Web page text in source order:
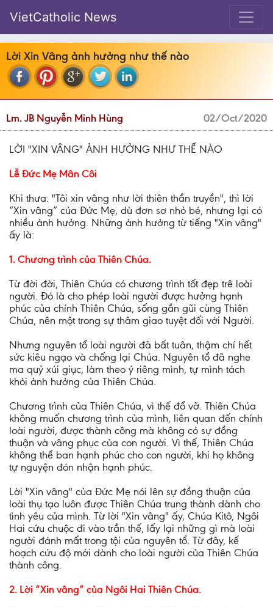
VietCatholic News
Lời Xin Vâng ảnh hưởng như thế nào
Lm. JB Nguyễn Minh Hùng 02/Oct/2020
LỜI "XIN VÂNG" ẢNH HƯỞNG NHƯ THẾ NÀO
Lễ Đức Mẹ Mân Côi
Khi thưa: "Tôi xin vâng như lời thiên thần truyền", thì lời
“Xin vâng” của Đức Mẹ, dù đơn sơ nhỏ bé, nhưng lại có
nhiều ảnh hưởng. Những ảnh hưởng từ tiếng "Xin vâng"
ấy là:
1. Chương trình của Thiên Chúa.
Từ đời đời, Thiên Chúa có chương trình tốt đẹp trê loài
người. Đó là cho phép loài người được hưởng hạnh
phúc của chính Thiên Chúa, sống gần gũi cùng Thiên
Chúa, nên một trong sự thâm giao tuyệt đối với Người.
Nhưng nguyên tổ loài người đã bất tuân, thậm chí hết
sức kiêu ngạo và chống lại Chúa. Nguyên tổ đã nghe
ma quỷ xúi giục, làm theo ý riêng mình, tự mình tách
khỏi ảnh hưởng của Thiên Chúa.
Chương trình của Thiên Chúa, vì thế đổ vỡ. Thiên Chúa
không muốn chương trình của mình, liên quan đến chính
loài người, được thành công mà không có sự đồng
thuận và vâng phục của con người. Vì thế, Thiên Chúa
không thể ban hạnh phúc cho con người, khi họ không
tự nguyện đón nhận hạnh phúc.
Lời "Xin vâng" của Đức Mẹ nói lên sự đồng thuận của
loài thụ tạo luôn được Thiên Chúa trung thành dành cho
tình yêu của mình. Từ lời "Xin vâng" ấy, Chúa Kitô, Ngôi
Hai cứu chuộc đi vào trần thế, lấy lại những gì mà loài
người đánh mất trong tội của nguyên tổ. Từ đây, kế
hoạch cứu độ mới dành cho loài người của Thiên Chúa
thành công.
2. Lời “Xin vâng” của Ngôi Hai Thiên Chúa.